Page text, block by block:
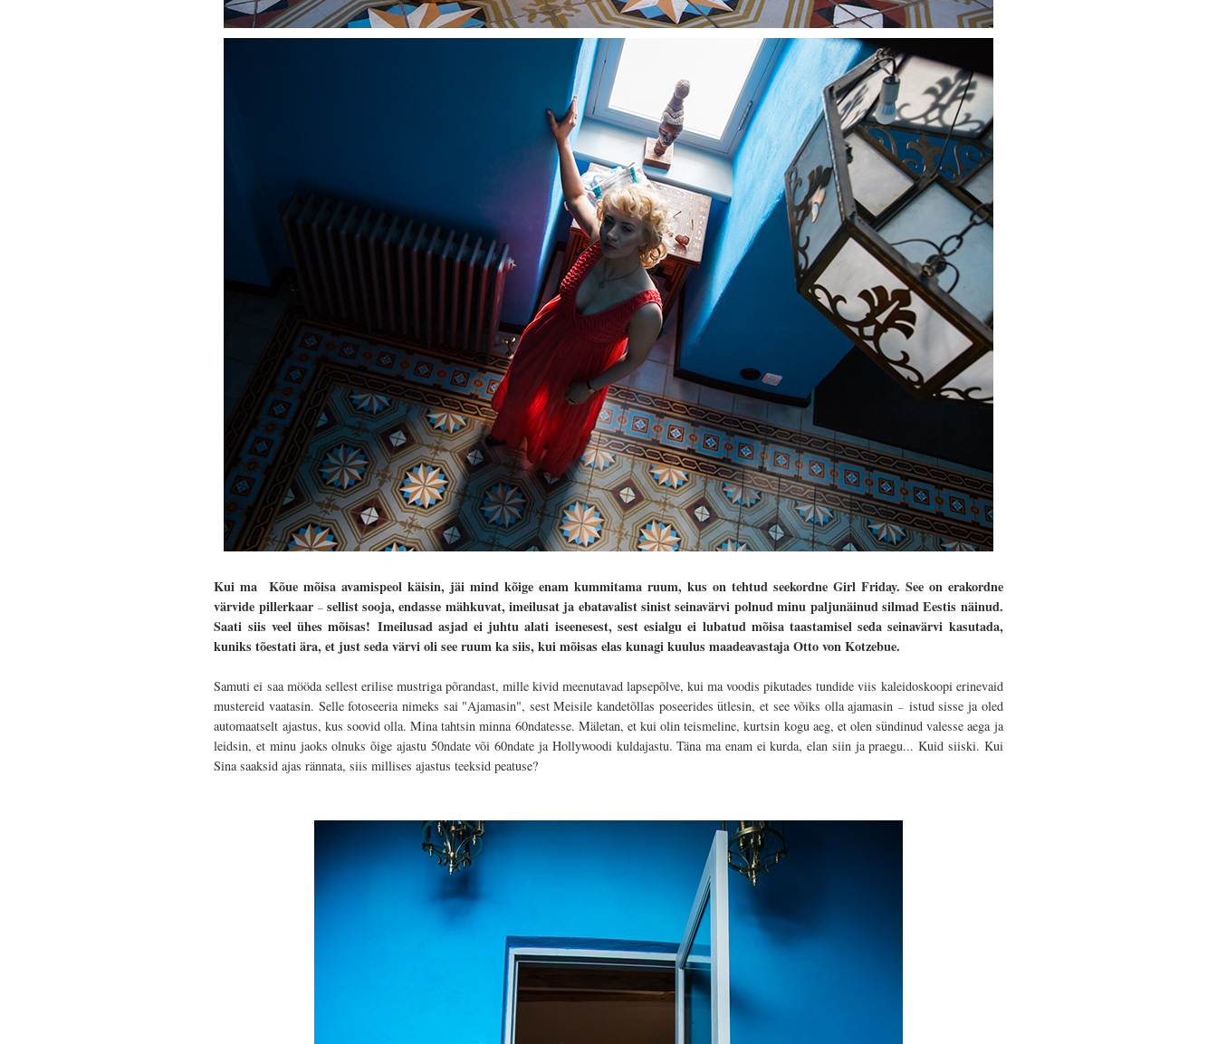
Kui ma Kõue mõisa avamispeol käisin, jäi mind kõige enam kummitama ruum, kus on tehtud seekordne Girl Friday. See on erakordne
värvide pillerkaar– sellist sooja, endasse mähkuvat, imeilusat ja ebatavalist sinist seinavärvi polnud minu paljunäinud silmad Eestis näinud.
Saati siis veel ühes mõisas! Imeilusad asjad ei juhtu alati iseenesest, sest esialgu ei lubatud mõisa taastamisel seda seinavärvi kasutada,
kuniks tõestati ära, et just seda värvi oli see ruum ka siis, kui mõisas elas kunagi kuulus maadeavastaja Otto von Kotzebue.
Samuti ei saa mööda sellest erilise mustriga põrandast, mille kivid meenutavad lapsepõlve, kui ma voodis pikutades tundide viis kaleidoskoopi erinevaid
mustereid vaatasin. Selle fotoseeria nimeks sai "Ajamasin", sest Meisile kandetõllas poseerides ütlesin, et see võiks olla ajamasin – istud sisse ja oled
automaatselt ajastus, kus soovid olla. Mina tahtsin minna 60ndatesse. Mäletan, et kui olin teismeline, kurtsin kogu aeg, et olen sündinud valesse aega ja
leidsin, et minu jaoks olnuks õige ajastu 50ndate või 60ndate ja Hollywoodi kuldajastu. Täna ma enam ei kurda, elan siin ja praegu... Kuid siiski. Kui
Sina saaksid ajas rännata, siis millises ajastus teeksid peatuse?